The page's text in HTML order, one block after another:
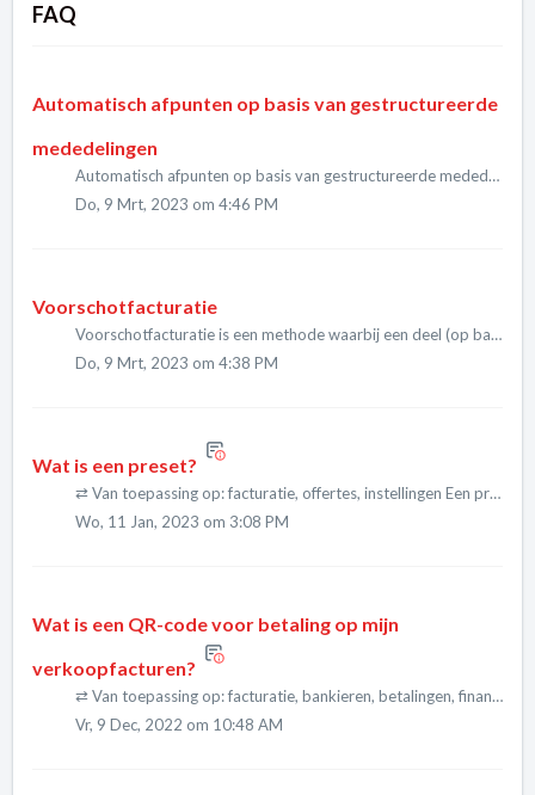
FAQ
Automatisch afpunten op basis van gestructureerde
mededelingen
Automatisch afpunten op basis van gestructureerde mededelingen is een proces waarbij Easybox facturen automatisch afpunt op basis van de gestructureerde mededeling die bij een banktransactie is op...
Do, 9 Mrt, 2023 om 4:46 PM
Voorschotfacturatie
Voorschotfacturatie is een methode waarbij een deel (op basis van een percentage) van een offerte vooraf gefactureerd wordt voor producten of diensten die nog niet volledig geleverd en/of afgewerk...
Do, 9 Mrt, 2023 om 4:38 PM
Wat is een preset?
⇄ Van toepassing op: facturatie, offertes, instellingen Een preset is een vooraf gedefinieerde blok tekst dat je eenvoudig kan hergebruiken in terugkerende situaties. Dit kan je o.a. gebruiken i...
Wo, 11 Jan, 2023 om 3:08 PM
Wat is een QR-code voor betaling op mijn
verkoopfacturen?
⇄ Van toepassing op: facturatie, bankieren, betalingen, financiën, instellingen Easybox maakt standaard voor alle verkoopfacturen een QR-code aan volgens de normen van de Europese Betalingsraad ...
Vr, 9 Dec, 2022 om 10:48 AM